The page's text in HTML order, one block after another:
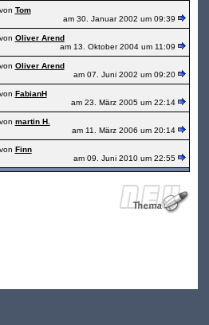
von Tom
am 30. Januar 2002 um 09:39
von Oliver Arend
am 13. Oktober 2004 um 11:09
von Oliver Arend
am 07. Juni 2002 um 09:20
von FabianH
am 23. März 2005 um 22:14
von martin H.
am 11. März 2006 um 20:14
von Finn
am 09. Juni 2010 um 22:55